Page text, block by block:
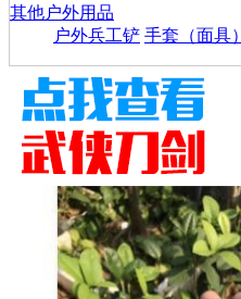
其他户外用品
户外兵工铲 手套（面具）